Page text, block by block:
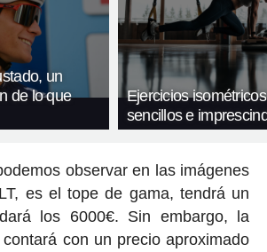
un
de lo que
Ejercicios
sencillos e
observar en las imágenes
es el tope de gama, tendrá un
los 6000€. Sin embargo, la
con un precio aproximado